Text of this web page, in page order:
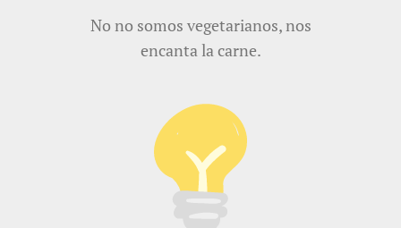
No no somos vegetarianos, nos
encanta la carne.